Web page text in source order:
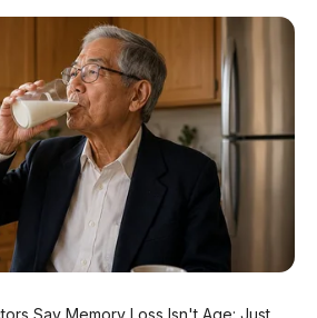
listrik»Review Mobil
Livis Punya 4 LiDAR,
Cas 10 Menit, Hanya
Say Memory Loss Isn't Age: Just